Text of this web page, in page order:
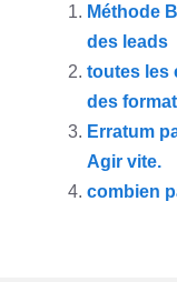
Méthode
des leads
toutes les
des
Erratum
Agir vite.
combien